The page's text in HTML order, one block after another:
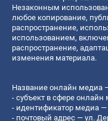
Незаконным
любое копирование,
распространение,
использованием,
распространение,
изменения материала.
Название онлайн медиа —
- субъект в сфере онлайн
- идентификатор медиа —
- почтовый адрес — ул.